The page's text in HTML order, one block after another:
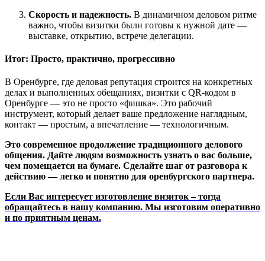
Скорость и надежность. В динамичном деловом ритме
важно, чтобы визитки были готовы к нужной дате —
выставке, открытию, встрече делегации.
Итог: Просто, практично, прогрессивно
В Оренбурге, где деловая репутация строится на конкретных
делах и выполненных обещаниях, визитки с QR-кодом в
Оренбурге — это не просто «фишка». Это рабочий
инструмент, который делает ваше предложение наглядным,
контакт — простым, а впечатление — технологичным.
Это современное продолжение традиционного делового
общения. Дайте людям возможность узнать о вас больше,
чем помещается на бумаге. Сделайте шаг от разговора к
действию — легко и понятно для оренбургского партнера.
Если Вас интересует изготовление визиток – тогда
обращайтесь в нашу компанию. Мы изготовим оперативно
и по приятным ценам.